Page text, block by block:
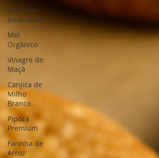
Pasta de
Amendoim
Mel
Orgânico
Vinagre de
Maçã
Canjica de
Milho
Branco
Pipoca
Premium
Farinha de
Arroz